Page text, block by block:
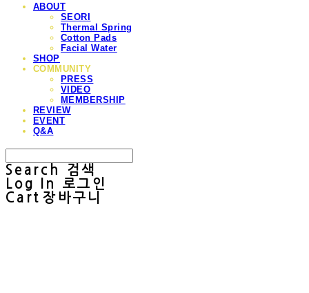
ABOUT
SEORI
Thermal Spring
Cotton Pads
Facial Water
SHOP
COMMUNITY
PRESS
VIDEO
MEMBERSHIP
REVIEW
EVENT
Q&A
Search
검색
Log In
로그인
Cart 장바구니